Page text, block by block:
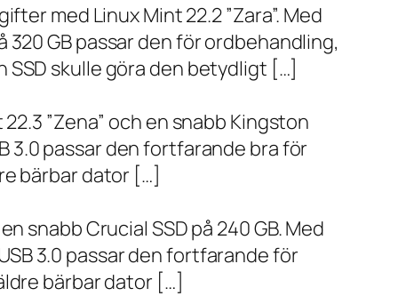
med Linux Mint 22.2 ”Zara”. Med
GB passar den för ordbehandling,
skulle göra den betydligt […]
”Zena” och en snabb Kingston
3.0 passar den fortfarande bra för
bärbar dator […]
snabb Crucial SSD på 240 GB. Med
3.0 passar den fortfarande för
bärbar dator […]